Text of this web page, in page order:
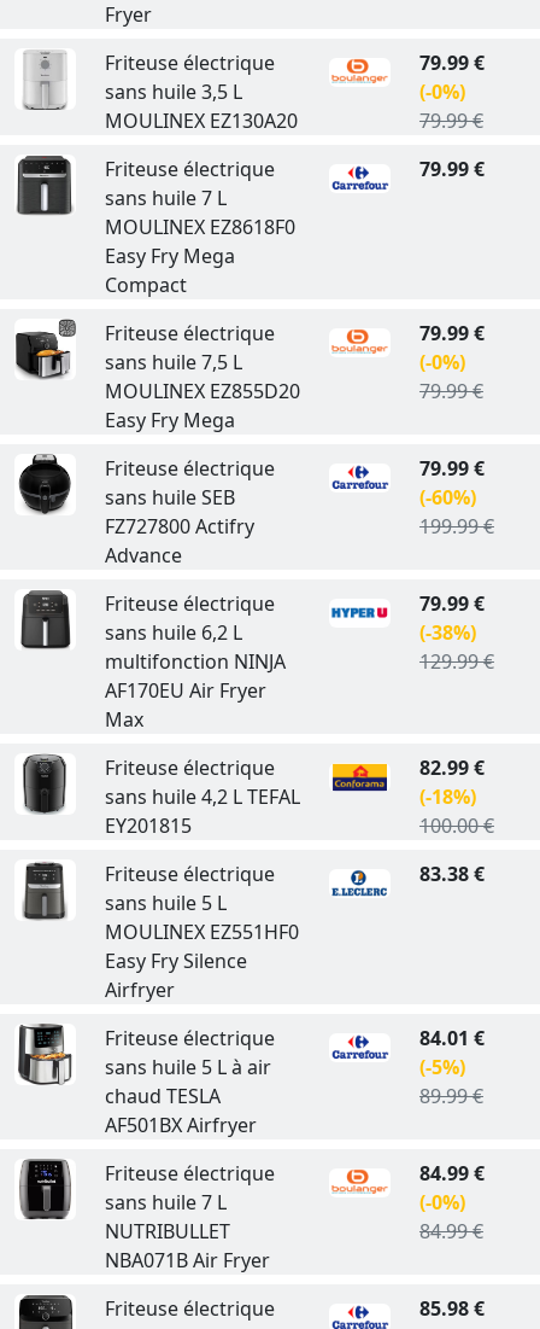
Fryer
Friteuse électrique
sans huile 3,5 L
MOULINEX EZ130A20
79.99 €
(-0%)
79.99 €
Friteuse électrique
sans huile 7 L
MOULINEX EZ8618F0
Easy Fry Mega
Compact
79.99 €
Friteuse électrique
sans huile 7,5 L
MOULINEX EZ855D20
Easy Fry Mega
79.99 €
(-0%)
79.99 €
Friteuse électrique
sans huile SEB
FZ727800 Actifry
Advance
79.99 €
(-60%)
199.99 €
Friteuse électrique
sans huile 6,2 L
multifonction NINJA
AF170EU Air Fryer
Max
79.99 €
(-38%)
129.99 €
Friteuse électrique
sans huile 4,2 L TEFAL
EY201815
82.99 €
(-18%)
100.00 €
Friteuse électrique
sans huile 5 L
MOULINEX EZ551HF0
Easy Fry Silence
Airfryer
83.38 €
Friteuse électrique
sans huile 5 L à air
chaud TESLA
AF501BX Airfryer
84.01 €
(-5%)
89.99 €
Friteuse électrique
sans huile 7 L
NUTRIBULLET
NBA071B Air Fryer
84.99 €
(-0%)
84.99 €
Friteuse électrique
85.98 €